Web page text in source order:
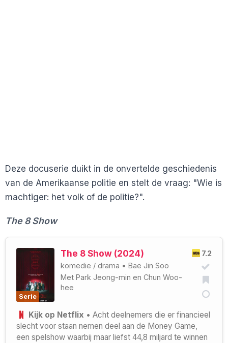
Deze docuserie duikt in de onvertelde geschiedenis
van de Amerikaanse politie en stelt de vraag: "Wie is
machtiger: het volk of de politie?".
The 8 Show
Serie
7.2
The 8 Show (2024)
komedie / drama • Bae Jin Soo
Met Park Jeong-min en Chun Woo-
hee
Kijk op Netflix • Acht deelnemers die er financieel
slecht voor staan nemen deel aan de Money Game,
een spelshow waarbij maar liefst 44,8 miljard te winnen